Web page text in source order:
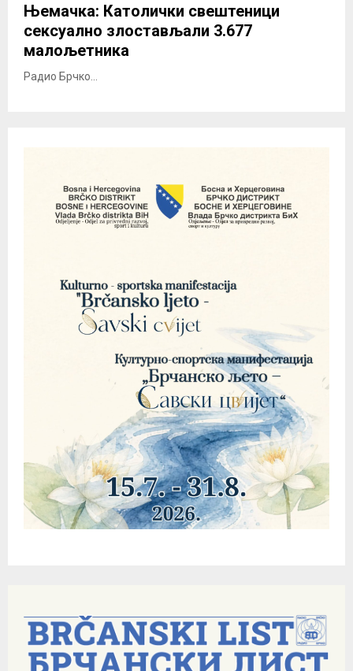
Њемачка: Католички свештеници
сексуално злостављали 3.677
малољетника
Радио Брчко...